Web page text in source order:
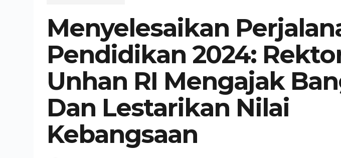
Menyelesaikan
Pendidikan 2024:
Unhan RI Mengajak
Dan Lestarikan Nilai
Kebangsaan